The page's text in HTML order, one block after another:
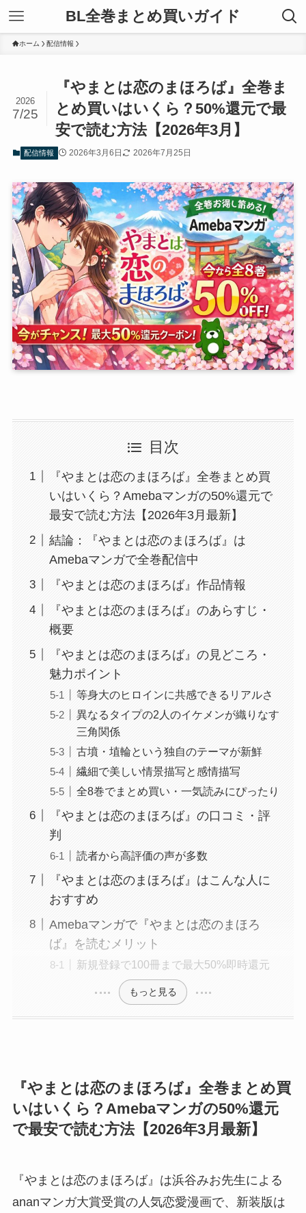
BL全巻まとめ買いガイド
ホーム 配信情報
『やまとは恋のまほろば』全巻ま
とめ買いはいくら？50%還元で最
安で読む方法【2026年3月】
2026
7/25
配信情報 2026年3月6日 2026年7月25日
目次
『やまとは恋のまほろば』全巻まとめ買
いはいくら？Amebaマンガの50%還元で
最安で読む方法【2026年3月最新】
結論：『やまとは恋のまほろば』は
Amebaマンガで全巻配信中
『やまとは恋のまほろば』作品情報
『やまとは恋のまほろば』のあらすじ・
概要
『やまとは恋のまほろば』の見どころ・
魅力ポイント
等身大のヒロインに共感できるリアルさ
異なるタイプの2人のイケメンが織りなす
三角関係
古墳・埴輪という独自のテーマが新鮮
繊細で美しい情景描写と感情描写
全8巻でまとめ買い・一気読みにぴったり
『やまとは恋のまほろば』の口コミ・評
判
読者から高評価の声が多数
『やまとは恋のまほろば』はこんな人に
おすすめ
Amebaマンガで『やまとは恋のまほろ
ば』を読むメリット
新規登録で100冊まで最大50%即時還元
もっと見る
『やまとは恋のまほろば』全巻まとめ買
いはいくら？Amebaマンガの50%還元
で最安で読む方法【2026年3月最新】
『やまとは恋のまほろば』は浜谷みお先生による
ananマンガ大賞受賞の人気恋愛漫画で、新装版は